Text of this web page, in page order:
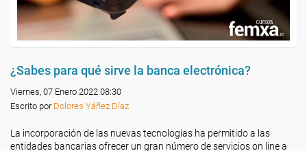
¿Sabes para qué sirve la banca electrónica?
Viernes, 07 Enero 2022 08:30
Escrito por Dolores Yáñez Díaz
La incorporación de las nuevas tecnologías ha permitido a las
entidades bancarias ofrecer un gran número de servicios on line a